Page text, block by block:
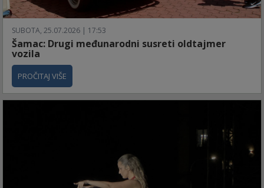
SUBOTA, 25.07.2026 | 17:53
Šamac: Drugi međunarodni susreti oldtajmer
vozila
PROČITAJ VIŠE